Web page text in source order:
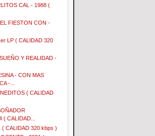
CAL - 1988 (
FIESTON CON -
LP ( CALIDAD 320
Y REALIDAD -
- CON MAS
-...
( CALIDAD
( CALIDAD...
( CALIDAD 320 kbps )